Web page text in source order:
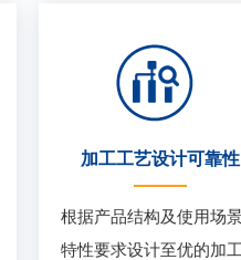
加工工艺设计可靠性
根据产品结构及使用场景
特性要求设计至优的加